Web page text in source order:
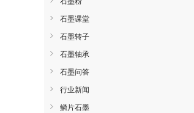
石墨课堂
石墨转子
石墨轴承
石墨问答
行业新闻
鳞片石墨